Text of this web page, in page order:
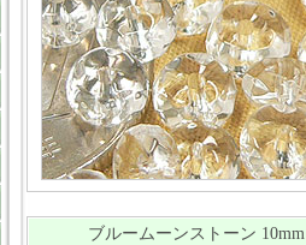
ブルームーンストーン 10mm